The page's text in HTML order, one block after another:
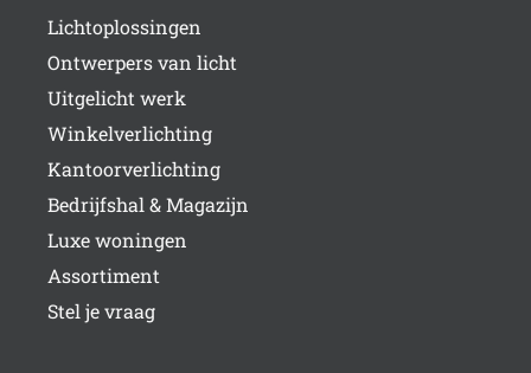
Lichtoplossingen
Ontwerpers van licht
Uitgelicht werk
Winkelverlichting
Kantoorverlichting
Bedrijfshal & Magazijn
Luxe woningen
Assortiment
Stel je vraag